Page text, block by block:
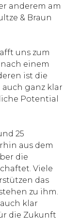
anderem am
& Braun
uns zum
einem
ist die
auch ganz klar
Potential
25
aus dem
die
Viele
das
zu ihm.
klar
die Zukunft